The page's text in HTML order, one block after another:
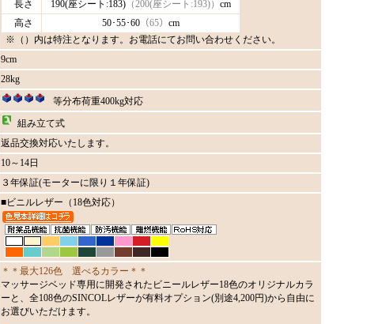
長さ
190(座シート:183) （200(座シート:193)） cm
高さ
50･55･60 （65） cm
※（）内は特注となります。お電話にてお問い合わせください。
9cm
28kg
等分布荷重400kg対応
組み立て式
返品交換対応いたします。
10～14日
３年保証(モーターに限り１年保証)
■ビニルレザー（18色対応）
＊＊最大126色 選べるカラー＊＊
マッサージベッド専用に開発されたビニールレザー18色のオリジナルカラ
ーと、全108色のSINCOLレザーが有料オプション(別途4,200円)から自由に
お選びいただけます。